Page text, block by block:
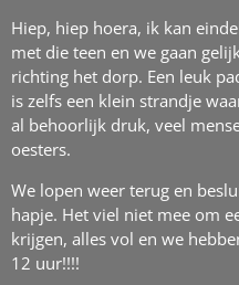
Hiep, hiep hoera, ik kan
met die teen en we gaan
richting het dorp. Een leuk
is zelfs een klein strandje
al behoorlijk druk, veel
oesters.
We lopen weer terug en
hapje. Het viel niet mee om
krijgen, alles vol en we
12 uur!!!!